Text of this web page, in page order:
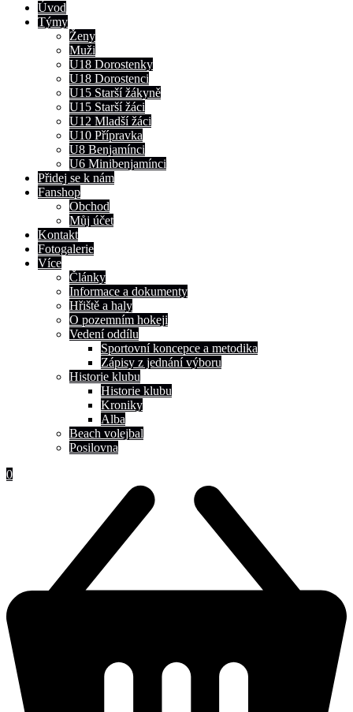
Úvod
Týmy
Ženy
Muži
U18 Dorostenky
U18 Dorostenci
U15 Starší žákyně
U15 Starší žáci
U12 Mladší žáci
U10 Přípravka
U8 Benjamínci
U6 Minibenjamínci
Přidej se k nám
Fanshop
Obchod
Můj účet
Kontakt
Fotogalerie
Více
Články
Informace a dokumenty
Hřiště a haly
O pozemním hokeji
Vedení oddílu
Sportovní koncepce a metodika
Zápisy z jednání výboru
Historie klubu
Historie klubu
Kroniky
Alba
Beach volejbal
Posilovna
0